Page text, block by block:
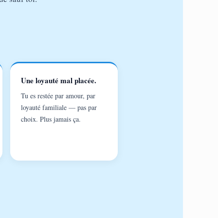
Une loyauté mal placée.
Tu es restée par amour, par
loyauté familiale — pas par
choix. Plus jamais ça.